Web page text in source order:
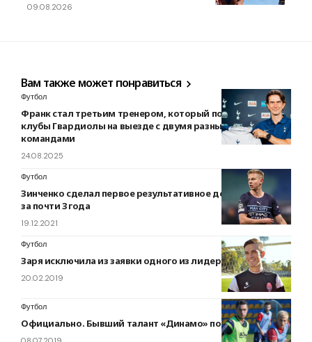
09.08.2026
Вам также может понравиться
Футбол
Франк стал третьим тренером, который побеждал
клубы Гвардиолы на выезде с двумя разными
командами
24.08.2025
Футбол
Зинченко сделал первое результативное действие в АПЛ
за почти 3 года
19.12.2021
Футбол
Заря исключила из заявки одного из лидеров клуба
20.02.2019
Футбол
Официально. Бывший талант «Динамо» покинул грузин